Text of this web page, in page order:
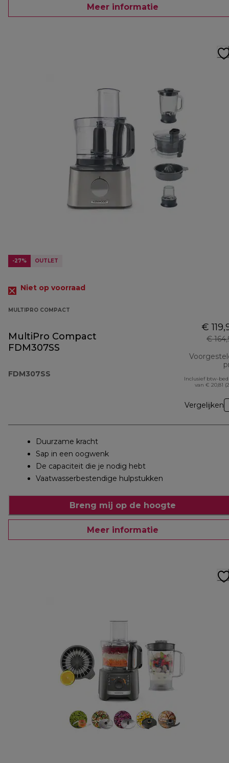
Meer informatie
-27% OUTLET
Niet op voorraad
MULTIPRO COMPACT
MultiPro Compact
FDM307SS
FDM307SS
€
€
Inclusief btw-
van € 20,81
Vergelijken
Duurzame kracht
Sap in een oogwenk
De capaciteit die je nodig hebt
Vaatwasserbestendige hulpstukken
Breng mij op de hoogte
Meer informatie